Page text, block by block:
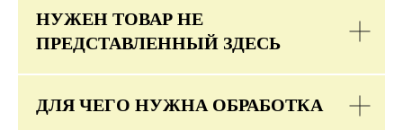
НУЖЕН ТОВАР НЕ
ПРЕДСТАВЛЕННЫЙ ЗДЕСЬ
ДЛЯ ЧЕГО НУЖНА ОБРАБОТКА